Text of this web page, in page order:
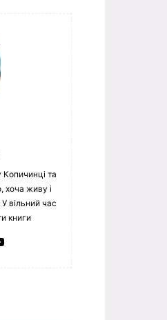
Копичинці та
хоча живу і
вільний час
книги